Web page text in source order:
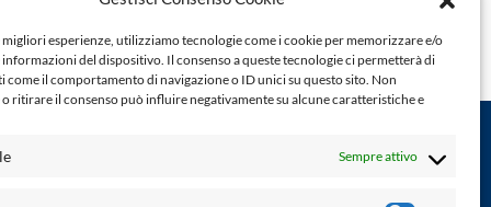
esperienze, utilizziamo tecnologie come i cookie per memorizzare e/o
informazioni del dispositivo. Il consenso a queste tecnologie ci permetterà di
come il comportamento di navigazione o ID unici su questo sito. Non
ritirare il consenso può influire negativamente su alcune caratteristiche e
Sempre attivo